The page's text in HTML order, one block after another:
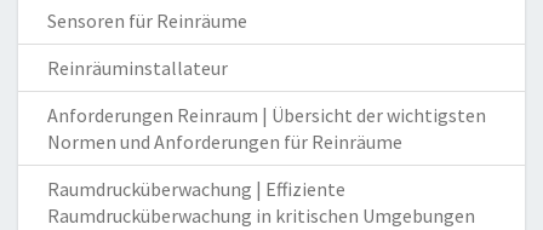
Sensoren für Reinräume
Reinräuminstallateur
Anforderungen Reinraum | Übersicht der wichtigsten
Normen und Anforderungen für Reinräume
Raumdrucküberwachung | Effiziente
Raumdrucküberwachung in kritischen Umgebungen